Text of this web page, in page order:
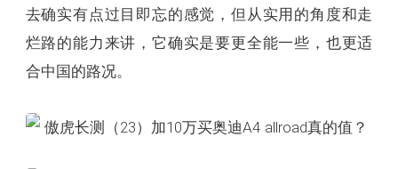
的风格，用料和做工也担当得起30万级别进口车的